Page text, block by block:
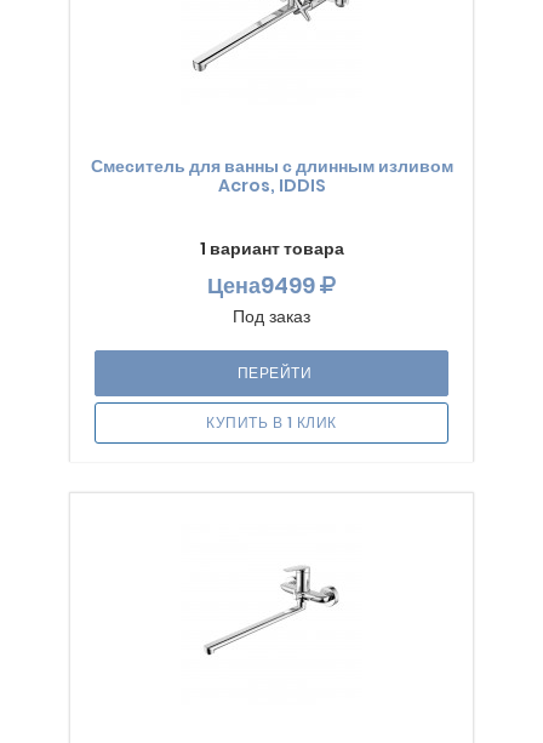
Смеситель для ванны с длинным изливом
Acros, IDDIS
1 вариант товара
Цена9499
Под заказ
ПЕРЕЙТИ
КУПИТЬ В 1 КЛИК